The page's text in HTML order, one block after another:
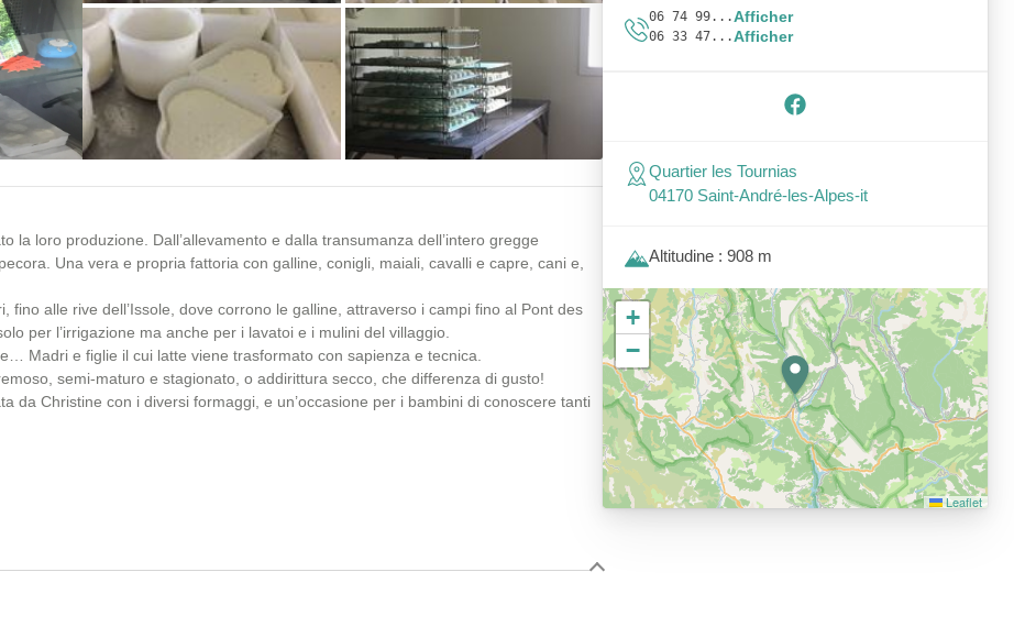
la loro produzione. Dall’allevamento e dalla transumanza dell’intero gregge
Una vera e propria fattoria con galline, conigli, maiali, cavalli e capre, cani e,
alle rive dell’Issole, dove corrono le galline, attraverso i campi fino al Pont des
per l’irrigazione ma anche per i lavatoi e i mulini del villaggio.
Madri e figlie il cui latte viene trasformato con sapienza e tecnica.
semi-maturo e stagionato, o addirittura secco, che differenza di gusto!
da Christine con i diversi formaggi, e un’occasione per i bambini di conoscere tanti
06 74 99...Afficher
06 33 47...Afficher
Quartier les Tournias
04170 Saint-André-les-Alpes-it
Altitudine : 908 m
+
−
Leaflet